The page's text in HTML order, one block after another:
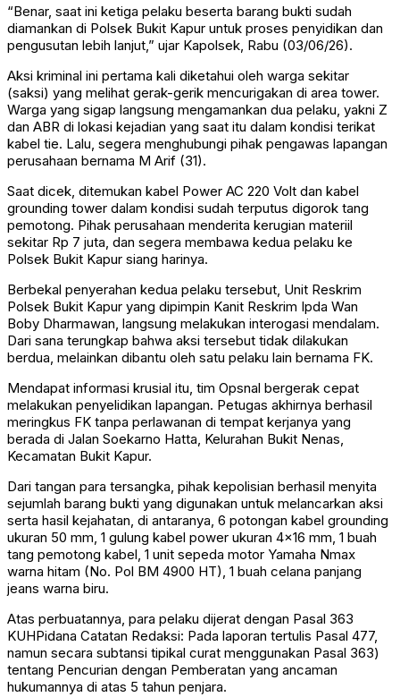
“Benar, saat ini ketiga pelaku beserta barang bukti sudah
diamankan di Polsek Bukit Kapur untuk proses penyidikan dan
pengusutan lebih lanjut,” ujar Kapolsek, Rabu (03/06/26).
Aksi kriminal ini pertama kali diketahui oleh warga sekitar
(saksi) yang melihat gerak-gerik mencurigakan di area tower.
Warga yang sigap langsung mengamankan dua pelaku, yakni Z
dan ABR di lokasi kejadian yang saat itu dalam kondisi terikat
kabel tie. Lalu, segera menghubungi pihak pengawas lapangan
perusahaan bernama M Arif (31).
Saat dicek, ditemukan kabel Power AC 220 Volt dan kabel
grounding tower dalam kondisi sudah terputus digorok tang
pemotong. Pihak perusahaan menderita kerugian materiil
sekitar Rp 7 juta, dan segera membawa kedua pelaku ke
Polsek Bukit Kapur siang harinya.
Berbekal penyerahan kedua pelaku tersebut, Unit Reskrim
Polsek Bukit Kapur yang dipimpin Kanit Reskrim Ipda Wan
Boby Dharmawan, langsung melakukan interogasi mendalam.
Dari sana terungkap bahwa aksi tersebut tidak dilakukan
berdua, melainkan dibantu oleh satu pelaku lain bernama FK.
Mendapat informasi krusial itu, tim Opsnal bergerak cepat
melakukan penyelidikan lapangan. Petugas akhirnya berhasil
meringkus FK tanpa perlawanan di tempat kerjanya yang
berada di Jalan Soekarno Hatta, Kelurahan Bukit Nenas,
Kecamatan Bukit Kapur.
Dari tangan para tersangka, pihak kepolisian berhasil menyita
sejumlah barang bukti yang digunakan untuk melancarkan aksi
serta hasil kejahatan, di antaranya, 6 potongan kabel grounding
ukuran 50 mm, 1 gulung kabel power ukuran 4×16 mm, 1 buah
tang pemotong kabel, 1 unit sepeda motor Yamaha Nmax
warna hitam (No. Pol BM 4900 HT), 1 buah celana panjang
jeans warna biru.
Atas perbuatannya, para pelaku dijerat dengan Pasal 363
KUHPidana Catatan Redaksi: Pada laporan tertulis Pasal 477,
namun secara subtansi tipikal curat menggunakan Pasal 363)
tentang Pencurian dengan Pemberatan yang ancaman
hukumannya di atas 5 tahun penjara.